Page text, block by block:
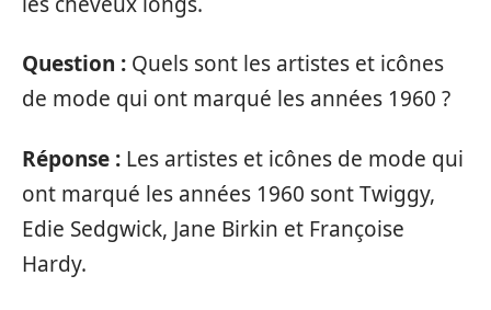
Question : Quels sont les artistes et icônes
de mode qui ont marqué les années 1960 ?
Réponse : Les artistes et icônes de mode qui
ont marqué les années 1960 sont Twiggy,
Edie Sedgwick, Jane Birkin et Françoise
Hardy.